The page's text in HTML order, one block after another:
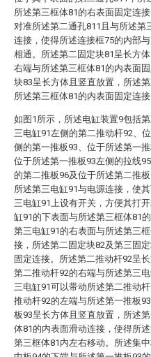
所述第三框体81的右表面固定连
对准所述第二通孔811且与所述第
连接，使得所述连接框75的内部
相通。所述第二固定块81呈长方
右端与所述第三框体81的内表面
块83呈长方体且竖直放置，所述
所述第三框体81的内表面固定连接
如图1所示，所述电缸装置9包括
三电缸91左侧的第二推动杆92、
侧的第一推板93、位于所述第一推
位于所述第一推板93左侧的拉线
的第二推板96及位于所述第二推板
所述第三电缸91与电源连接，使
三电缸91上设有开关，方便其打
缸91的下表面与所述第三框体81
第三电缸91的右表面与所述第三
接，所述第二固定块82及第三固
固定连接。所述第二推动杆92呈
第二推动杆92的右端与所述第三
三电缸91可以带动所述第二推动
推动杆92的左端与所述第一推板
板93呈长方体且竖直放置，所述
体81的内表面滑动连接，使得所
第三框体81内左右移动。所述集